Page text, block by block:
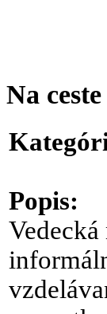
Na
Popis: